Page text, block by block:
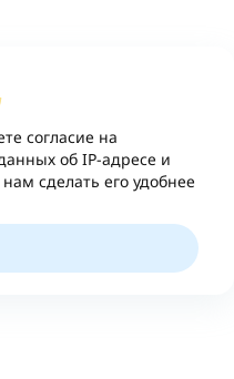
согласие на
об IP-адресе и
сделать его удобнее